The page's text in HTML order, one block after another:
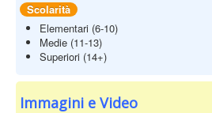
Scolarità
Elementari (6-10)
Medie (11-13)
Superiori (14+)
Immagini e Video